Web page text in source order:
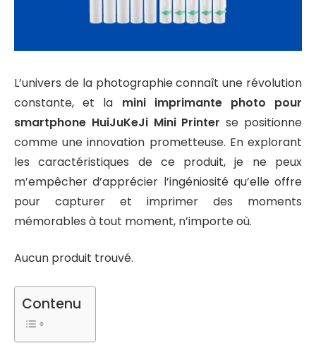
L’univers de la photographie connaît une révolution
constante, et la mini imprimante photo pour
smartphone HuiJuKeJi Mini Printer se positionne
comme une innovation prometteuse. En explorant
les caractéristiques de ce produit, je ne peux
m’empêcher d’apprécier l’ingéniosité qu’elle offre
pour capturer et imprimer des moments
mémorables à tout moment, n’importe où.
Aucun produit trouvé.
Contenu